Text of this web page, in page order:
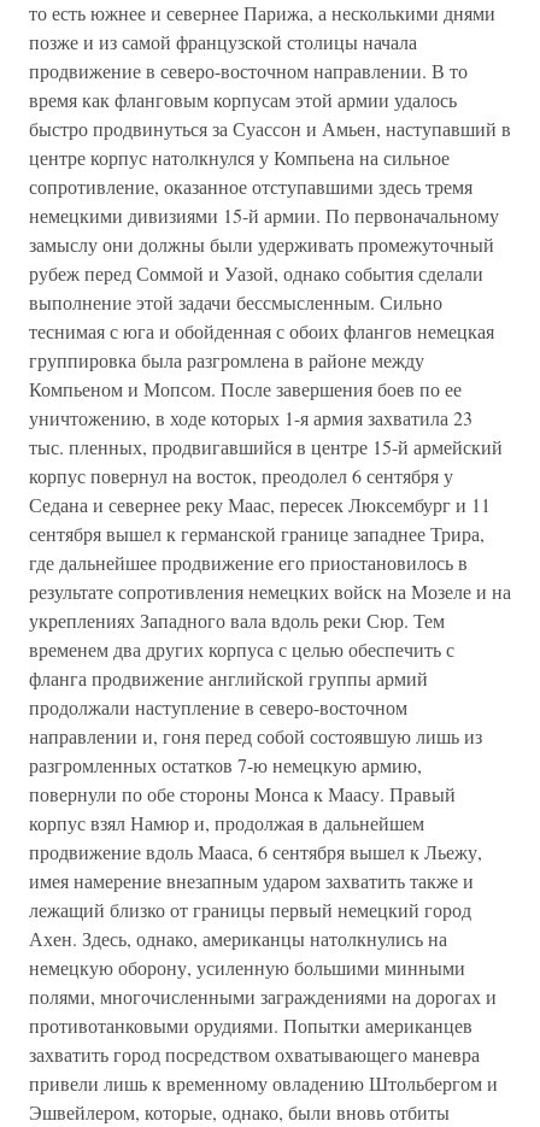
то есть южнее и севернее Парижа, а несколькими днями
позже и из самой французской столицы начала
продвижение в северо-восточном направлении. В то
время как фланговым корпусам этой армии удалось
быстро продвинуться за Суассон и Амьен, наступавший в
центре корпус натолкнулся у Компьена на сильное
сопротивление, оказанное отступавшими здесь тремя
немецкими дивизиями 15-й армии. По первоначальному
замыслу они должны были удерживать промежуточный
рубеж перед Соммой и Уазой, однако события сделали
выполнение этой задачи бессмысленным. Сильно
теснимая с юга и обойденная с обоих флангов немецкая
группировка была разгромлена в районе между
Компьеном и Мопсом. После завершения боев по ее
уничтожению, в ходе которых 1-я армия захватила 23
тыс. пленных, продвигавшийся в центре 15-й армейский
корпус повернул на восток, преодолел 6 сентября у
Седана и севернее реку Маас, пересек Люксембург и 11
сентября вышел к германской границе западнее Трира,
где дальнейшее продвижение его приостановилось в
результате сопротивления немецких войск на Мозеле и на
укреплениях Западного вала вдоль реки Сюр. Тем
временем два других корпуса с целью обеспечить с
фланга продвижение английской группы армий
продолжали наступление в северо-восточном
направлении и, гоня перед собой состоявшую лишь из
разгромленных остатков 7-ю немецкую армию,
повернули по обе стороны Монса к Маасу. Правый
корпус взял Намюр и, продолжая в дальнейшем
продвижение вдоль Мааса, 6 сентября вышел к Льежу,
имея намерение внезапным ударом захватить также и
лежащий близко от границы первый немецкий город
Ахен. Здесь, однако, американцы натолкнулись на
немецкую оборону, усиленную большими минными
полями, многочисленными заграждениями на дорогах и
противотанковыми орудиями. Попытки американцев
захватить город посредством охватывающего маневра
привели лишь к временному овладению Штольбергом и
Эшвейлером, которые, однако, были вновь отбиты